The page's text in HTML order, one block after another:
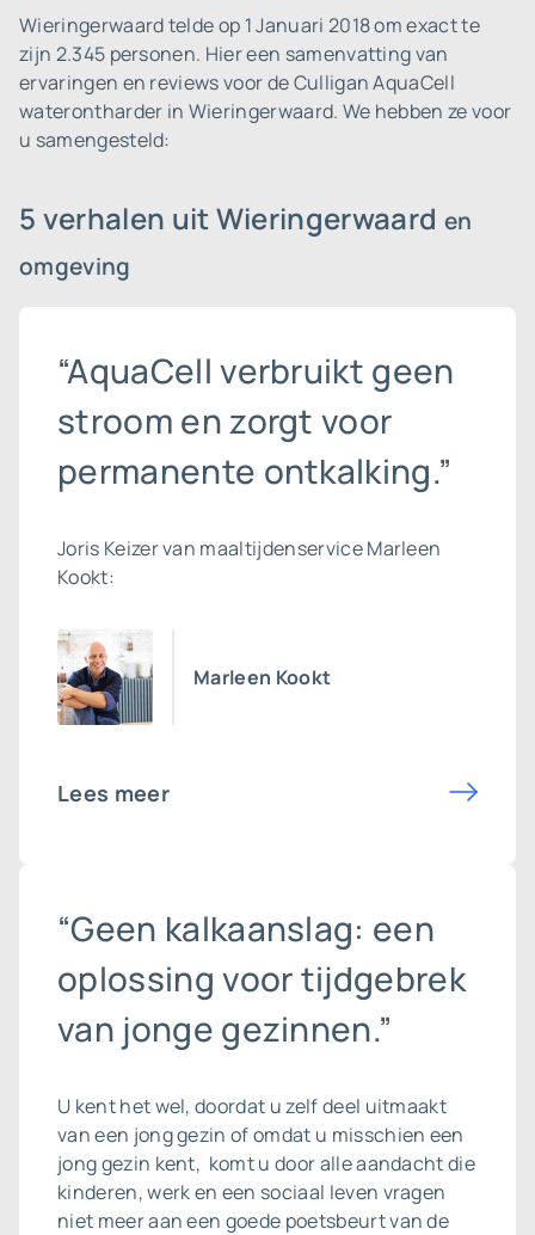
Wieringerwaard telde op 1 Januari 2018 om exact te
zijn 2.345 personen. Hier een samenvatting van
ervaringen en reviews voor de Culligan AquaCell
waterontharder in Wieringerwaard. We hebben ze voor
u samengesteld:
5 verhalen uit Wieringerwaard en
omgeving
“AquaCell verbruikt geen
stroom en zorgt voor
permanente ontkalking.”
Joris Keizer van maaltijdenservice Marleen
Kookt:
Marleen Kookt
Lees meer
“Geen kalkaanslag: een
oplossing voor tijdgebrek
van jonge gezinnen.”
U kent het wel, doordat u zelf deel uitmaakt
van een jong gezin of omdat u misschien een
jong gezin kent, komt u door alle aandacht die
kinderen, werk en een sociaal leven vragen
niet meer aan een goede poetsbeurt van de